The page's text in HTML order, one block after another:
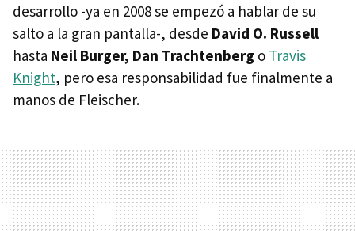
desarrollo -ya en 2008 se empezó a hablar de su
salto a la gran pantalla-, desde David O. Russell
hasta Neil Burger, Dan Trachtenberg o Travis
Knight, pero esa responsabilidad fue finalmente a
manos de Fleischer.